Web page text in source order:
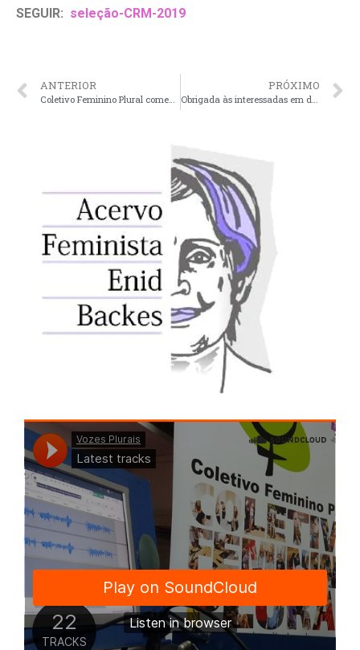
SEGUIR: seleção-CRM-2019
ANTERIOR
Coletivo Feminino Plural comemora 22 Anos de Ativismo e Cultura Feminista
PRÓXIMO
Obrigada às interessadas em defender a vida das mulheres